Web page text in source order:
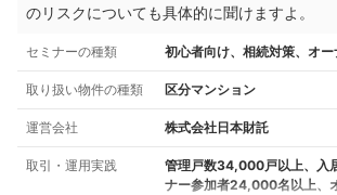
のリスクについても具体的に聞けますよ。
セミナーの種類 初心者向け、相続対策、オ
取り扱い物件の種類 区分マンション
運営会社 株式会社日本財託
取引・運用実践
管理戸数34,000戸以上、入
ナー参加者24,000名以上、